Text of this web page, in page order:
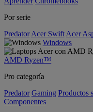
Por serie
Predator Acer Swift Acer
Windows
AMD Ryzen™
Pro categoría
Predator Gaming Productos
Componentes